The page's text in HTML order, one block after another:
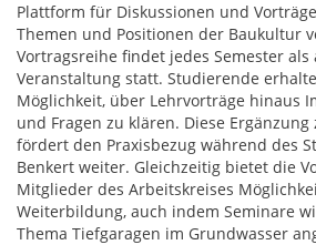
Plattform für Diskussionen und
Themen und Positionen der Baukultur
Vortragsreihe findet jedes Semester als
Veranstaltung statt. Studierende
Möglichkeit, über Lehrvorträge hinaus
und Fragen zu klären. Diese
fördert den Praxisbezug während des
Benkert weiter. Gleichzeitig bietet die
Mitglieder des Arbeitskreises
Weiterbildung, auch indem Seminare
Thema Tiefgaragen im Grundwasser